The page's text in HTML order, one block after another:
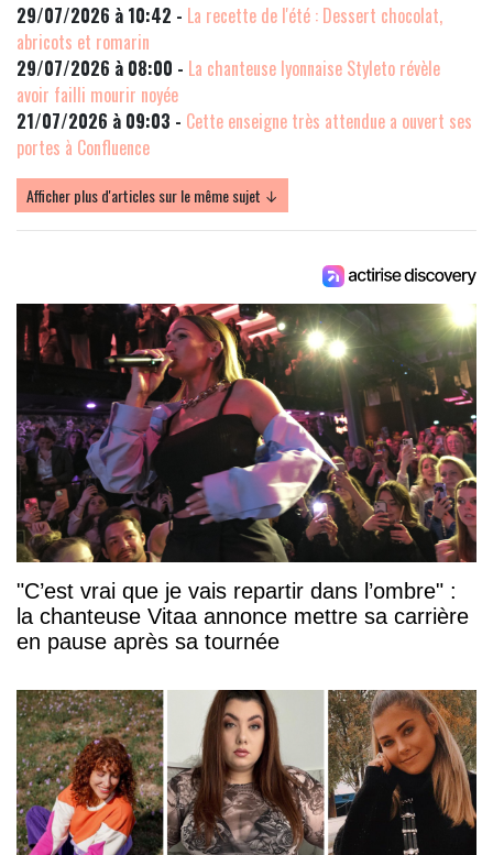
29/07/2026 à 10:42 - La recette de l'été : Dessert chocolat,
abricots et romarin
29/07/2026 à 08:00 - La chanteuse lyonnaise Styleto révèle
avoir failli mourir noyée
21/07/2026 à 09:03 - Cette enseigne très attendue a ouvert ses
portes à Confluence
Afficher plus d'articles sur le même sujet ↓
"C’est vrai que je vais repartir dans l’ombre" :
la chanteuse Vitaa annonce mettre sa carrière
en pause après sa tournée